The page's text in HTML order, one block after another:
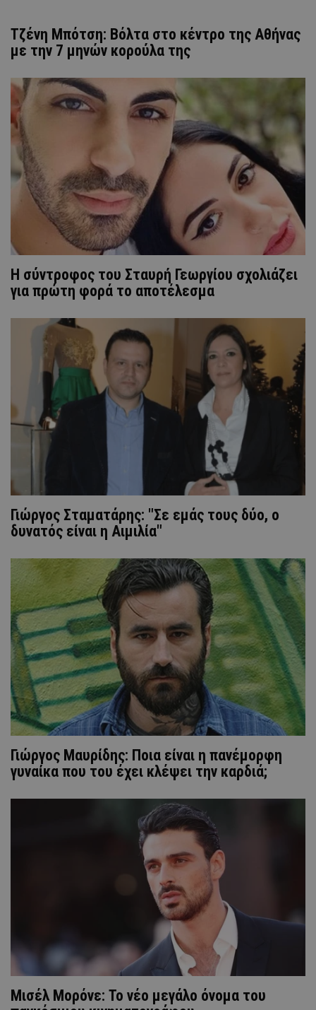
Τζένη Μπότση: Βόλτα στο κέντρο της Αθήνας
με την 7 μηνών κορούλα της
Η σύντροφος του Σταυρή Γεωργίου σχολιάζει
για πρώτη φορά το αποτέλεσμα
Γιώργος Σταματάρης: "Σε εμάς τους δύο, ο
δυνατός είναι η Αιμιλία"
Γιώργος Μαυρίδης: Ποια είναι η πανέμορφη
γυναίκα που του έχει κλέψει την καρδιά;
Μισέλ Μορόνε: Το νέο μεγάλο όνομα του